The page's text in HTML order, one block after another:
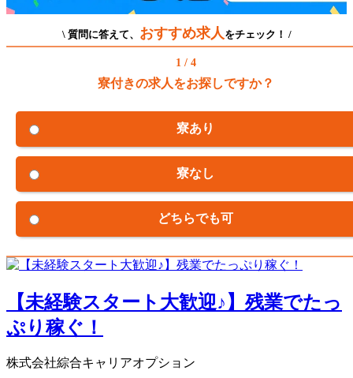
\ 質問に答えて、 おすすめ求人 をチェック！ /
1 / 4
寮付きの求人をお探しですか？
寮あり
寮なし
どちらでも可
【未経験スタート大歓迎♪】残業でたっ
ぷり稼ぐ！
株式会社綜合キャリアオプション